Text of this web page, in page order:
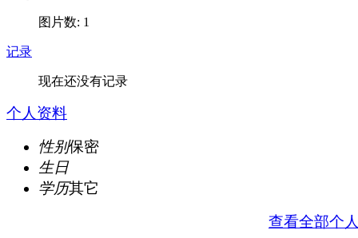
图片数: 1
记录
现在还没有记录
个人资料
性别保密
生日
学历其它
查看全部个